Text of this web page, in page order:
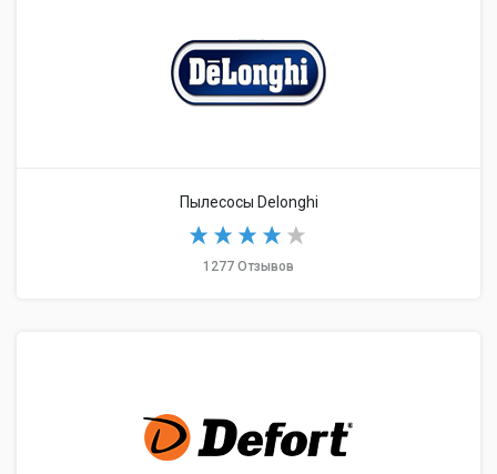
Пылесосы Delonghi
1277 Отзывов